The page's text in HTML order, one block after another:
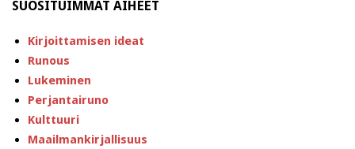
SUOSITUIMMAT AIHEET
Kirjoittamisen ideat
Runous
Lukeminen
Perjantairuno
Kulttuuri
Maailmankirjallisuus